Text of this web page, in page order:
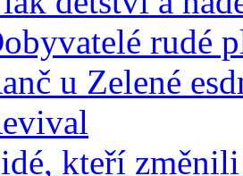
rudé
u Zelené
kteří